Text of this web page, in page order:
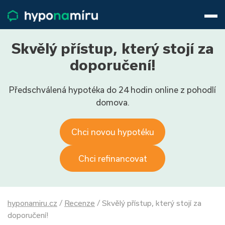
Životní pojištění
Pojištění nemovitosti
Články
800 688 388
9−16 hod.
Skvělý přístup, který stojí za
doporučení!
Předschválená hypotéka do 24 hodin online z pohodlí
domova.
Chci novou hypotéku
Chci refinancovat
hyponamiru.cz / Recenze / Skvělý přístup, který stojí za
doporučení!